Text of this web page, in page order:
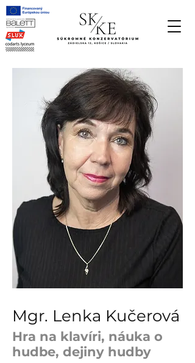
Mgr. Lenka Kučerová
Hra na klavíri, náuka o
hudbe, dejiny hudby